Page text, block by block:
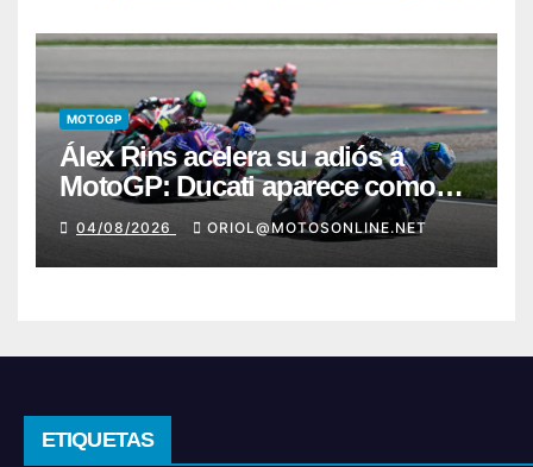
MOTOGP
Álex Rins acelera su adiós a
MotoGP: Ducati aparece como
destino en Superbike
04/08/2026 ORIOL@MOTOSONLINE.NET
ETIQUETAS